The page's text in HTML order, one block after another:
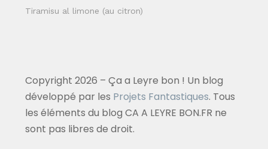
Tiramisu al limone (au citron)
Copyright 2026 – Ça a Leyre bon ! Un blog
développé par les Projets Fantastiques. Tous
les éléments du blog CA A LEYRE BON.FR ne
sont pas libres de droit.